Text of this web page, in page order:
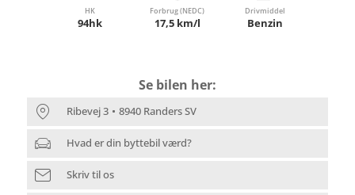
HK
94hk
Forbrug (NEDC)
17,5 km/l
Drivmiddel
Benzin
Se bilen her:
Ribevej 3 8940 Randers SV
Hvad er din byttebil værd?
Skriv til os